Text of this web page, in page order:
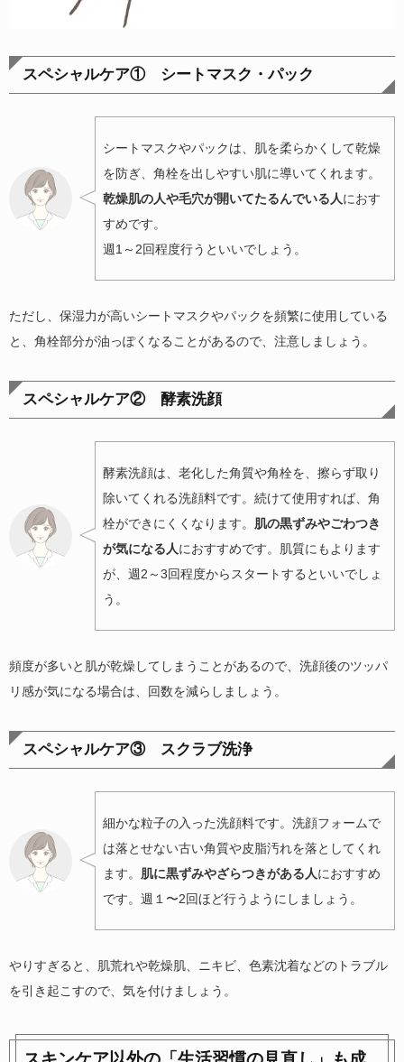
スペシャルケア① シートマスク・パック
シートマスクやパックは、肌を柔らかくして乾燥
を防ぎ、角栓を出しやすい肌に導いてくれます。
乾燥肌の人や毛穴が開いてたるんでいる人におす
すめです。
週1～2回程度行うといいでしょう。
ただし、保湿力が高いシートマスクやパックを頻繁に使用している
と、角栓部分が油っぽくなることがあるので、注意しましょう。
スペシャルケア② 酵素洗顔
酵素洗顔は、老化した角質や角栓を、擦らず取り
除いてくれる洗顔料です。続けて使用すれば、角
栓ができにくくなります。 肌の黒ずみやごわつき
が気になる人におすすめです。肌質にもよります
が、週2～3回程度からスタートするといいでしょ
う。
頻度が多いと肌が乾燥してしまうことがあるので、洗顔後のツッパ
リ感が気になる場合は、回数を減らしましょう。
スペシャルケア③ スクラブ洗浄
細かな粒子の入った洗顔料です。洗顔フォームで
は落とせない古い角質や皮脂汚れを落としてくれ
ます。 肌に黒ずみやざらつきがある人におすすめ
です。週１〜2回ほど行うようにしましょう。
やりすぎると、肌荒れや乾燥肌、ニキビ、色素沈着などのトラブル
を引き起こすので、気を付けましょう。